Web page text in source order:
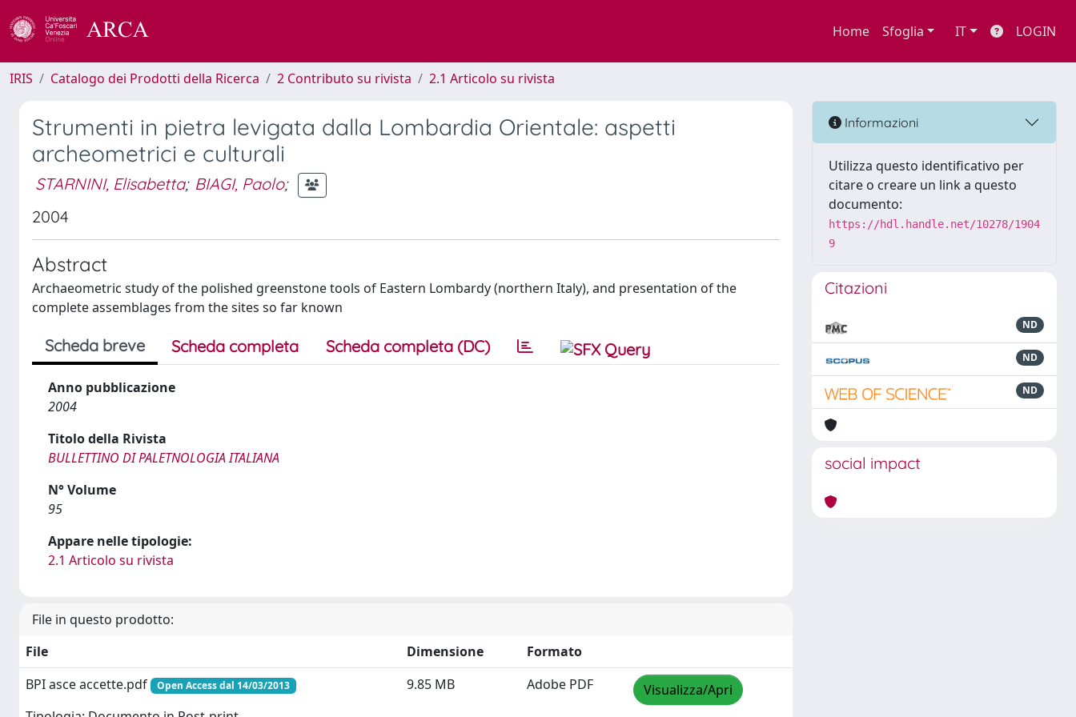
Home Sfoglia IT LOGIN
IRIS Catalogo dei Prodotti della Ricerca 2 Contributo su rivista 2.1 Articolo su rivista
Strumenti in pietra levigata dalla Lombardia Orientale: aspetti
archeometrici e culturali
STARNINI, Elisabetta; BIAGI, Paolo;
2004
Abstract
Archaeometric study of the polished greenstone tools of Eastern Lombardy (northern Italy), and presentation of the
complete assemblages from the sites so far known
Scheda breve Scheda completa Scheda completa (DC)
Anno pubblicazione
2004
Titolo della Rivista
BULLETTINO DI PALETNOLOGIA ITALIANA
N° Volume
95
Appare nelle tipologie:
2.1 Articolo su rivista
File in questo prodotto:
File
Dimensione
Formato
BPI asce accette.pdf
Open Access dal 14/03/2013 9.85 MB Adobe PDF Visualizza/Apri
Informazioni
Utilizza questo identificativo per
citare o creare un link a questo
documento:
https://hdl.handle.net/10278/1904
9
Citazioni
ND
ND
ND
social impact